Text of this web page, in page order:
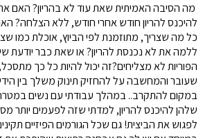
מה הסיבה האמיתית שאת עוד לא בהריון? האם
להיכנס להריון חודש אחרי חודש, ללא הצלחה?
כל מה שצריך, מתוזמנת לפי הביוץ, אוכלת כמו
ללמה את לא נכנסת להריון? או שאת כבר יודעת
הפוריות לא מצליחים?זה יכול להיות כל כך
שעובר והמחשבה על להחזיק תינוק משלך בין
במקום להתקרב.. במהלך עבודתי עם נשים
שלהן להיכנס להריון, למדתי שזה לפעמים יותר
לפגוש את הביצית! גם שכל הגורמים הפיזיים